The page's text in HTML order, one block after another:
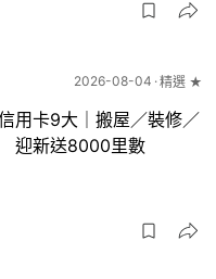
2026-08-04 精選 ★
用卡9大｜搬屋／裝修／
迎新送8000里數